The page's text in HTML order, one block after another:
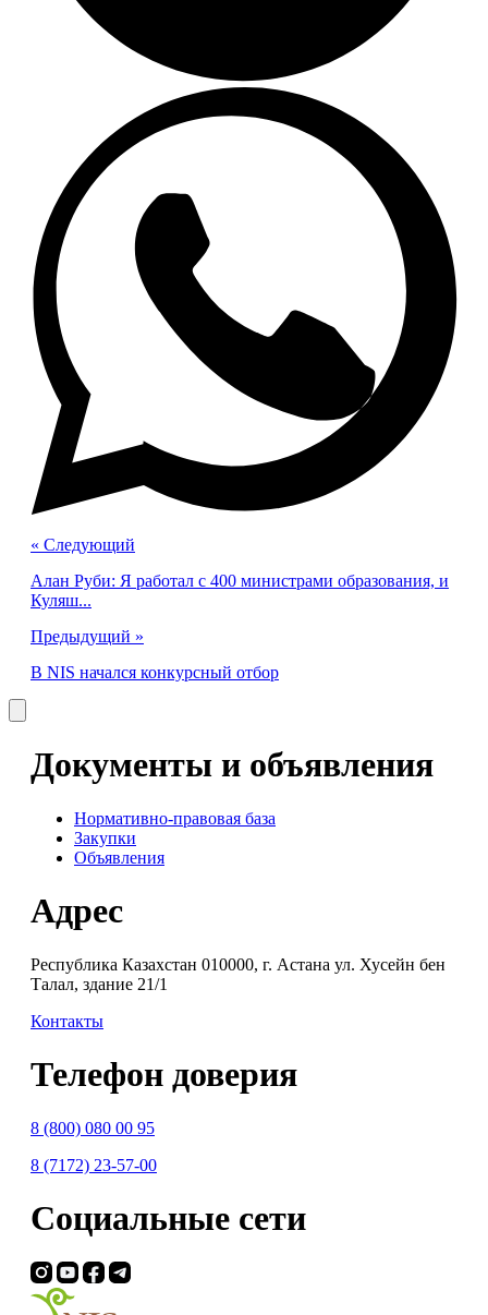
« Cледующий
Алан Руби: Я работал с 400 министрами образования, и
Куляш...
Предыдущий »
В NIS начался конкурсный отбор
Документы и объявления
Нормативно-правовая база
Закупки
Объявления
Адрес
Республика Казахстан 010000, г. Астана ул. Хусейн бен
Талал, здание 21/1
Контакты
Телефон доверия
8 (800) 080 00 95
8 (7172) 23-57-00
Социальные сети